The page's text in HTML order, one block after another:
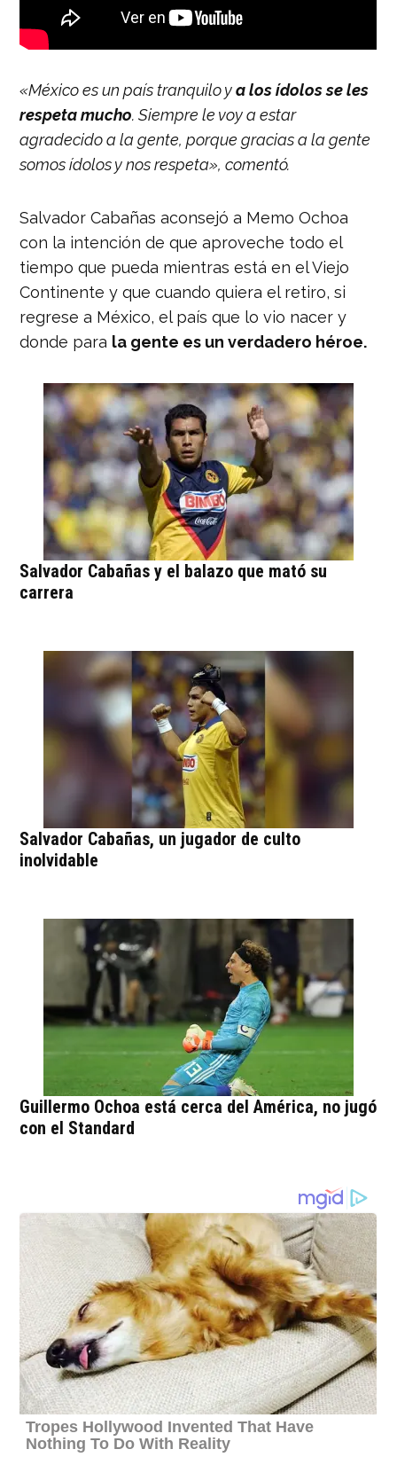
«México es un país tranquilo ya los ídolos se les
respeta mucho. Siempre le voy a estar
agradecido a la gente, porque gracias a la gente
somos ídolos y nos respeta», comentó.
Salvador Cabañas aconsejó a Memo Ochoa
con la intención de que aproveche todo el
tiempo que pueda mientras está en el Viejo
Continente y que cuando quiera el retiro, si
regrese a México, el país que lo vio nacer y
donde para la gente es un verdadero héroe.
Salvador Cabañas y el balazo que mató su
carrera
Salvador Cabañas, un jugador de culto
inolvidable
Guillermo Ochoa está cerca del América, no jugó
con el Standard